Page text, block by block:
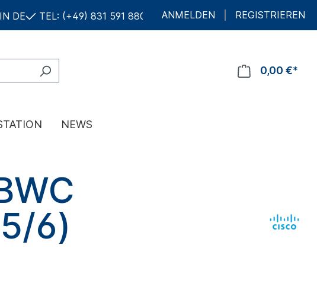
DE TEL: (+49) 831 591 880 10 ANMELDEN REGISTRIEREN
0,00 €*
NEWS
6)